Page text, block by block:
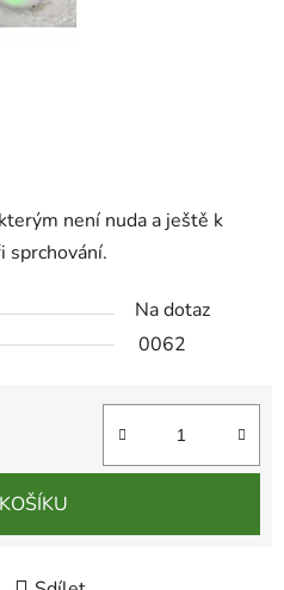
není nuda a ještě k
sprchování.
Na dotaz
0062